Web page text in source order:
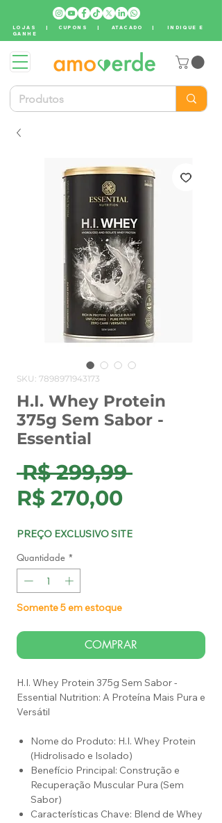
LOJAS | CUPONS |ATACADO | INDIQUE E
GANHE
SKU: 7898971943173
H.I. Whey Protein
375g Sem Sabor -
Essential
R$ 299,99 Preço
R$ 270,00Preço
PREÇO EXCLUSIVO SITE
Quantidade *
Somente 5 em estoque
COMPRAR
H.I. Whey Protein 375g Sem Sabor -
Essential Nutrition: A Proteína Mais Pura e
Versátil
Nome do Produto: H.I. Whey Protein
(Hidrolisado e Isolado)
Benefício Principal: Construção e
Recuperação Muscular Pura (Sem
Sabor)
Características Chave: Blend de Whey